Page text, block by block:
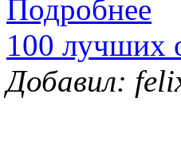
Подробнее
100 лучших
Добавил: